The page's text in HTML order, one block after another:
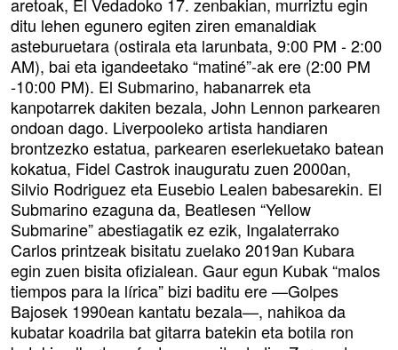
aretoak, El Vedadoko 17. zenbakian, murriztu egin
ditu lehen egunero egiten ziren emanaldiak
asteburuetara (ostirala eta larunbata, 9:00 PM - 2:00
AM), bai eta igandeetako “matiné”-ak ere (2:00 PM
-10:00 PM). El Submarino, habanarrek eta
kanpotarrek dakiten bezala, John Lennon parkearen
ondoan dago. Liverpooleko artista handiaren
brontzezko estatua, parkearen eserlekuetako batean
kokatua, Fidel Castrok inauguratu zuen 2000an,
Silvio Rodriguez eta Eusebio Lealen babesarekin. El
Submarino ezaguna da, Beatlesen “Yellow
Submarine” abestiagatik ez ezik, Ingalaterrako
Carlos printzeak bisitatu zuelako 2019an Kubara
egin zuen bisita ofizialean. Gaur egun Kubak “malos
tiempos para la lírica” bizi baditu ere —Golpes
Bajosek 1990ean kantatu bezala—, nahikoa da
kubatar koadrila bat gitarra batekin eta botila ron